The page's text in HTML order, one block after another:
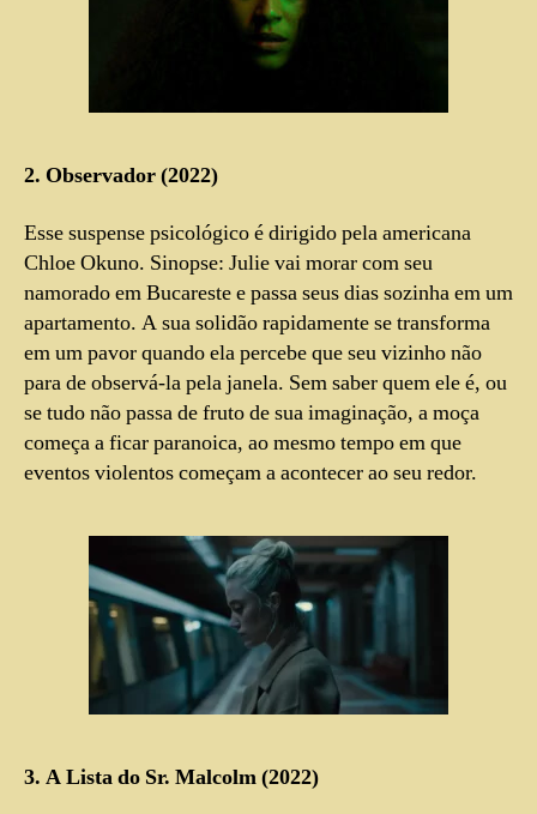
2. Observador (2022)
Esse suspense psicológico é dirigido pela americana
Chloe Okuno. Sinopse: Julie vai morar com seu
namorado em Bucareste e passa seus dias sozinha em um
apartamento. A sua solidão rapidamente se transforma
em um pavor quando ela percebe que seu vizinho não
para de observá-la pela janela. Sem saber quem ele é, ou
se tudo não passa de fruto de sua imaginação, a moça
começa a ficar paranoica, ao mesmo tempo em que
eventos violentos começam a acontecer ao seu redor.
3. A Lista do Sr. Malcolm (2022)